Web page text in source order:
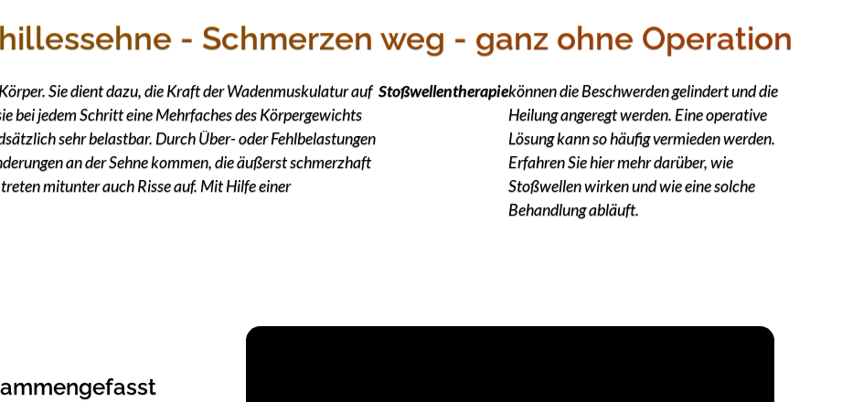
- Schmerzen weg - ganz ohne Operation
Sie dient dazu, die Kraft der Wadenmuskulatur auf
bei jedem Schritt eine Mehrfaches des Körpergewichts
sehr belastbar. Durch Über- oder Fehlbelastungen
an der Sehne kommen, die äußerst schmerzhaft
mitunter auch Risse auf. Mit Hilfe einer
Stoßwellentherapiekönnen die Beschwerden gelindert und die
Heilung angeregt werden. Eine operative
Lösung kann so häufig vermieden werden.
Erfahren Sie hier mehr darüber, wie
Stoßwellen wirken und wie eine solche
Behandlung abläuft.